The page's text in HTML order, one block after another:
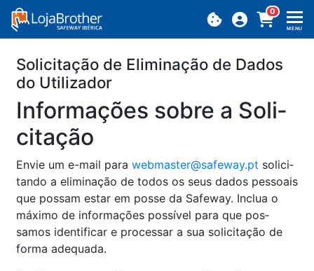
0
MENU
So­li­ci­tação de Eli­mi­nação de Dados
do Uti­li­zador
In­for­ma­ções sobre a So­li­
ci­tação
Envie um e-mail para web­master@​safeway.​pt so­li­ci­
tando a eli­mi­nação de todos os seus dados pes­soais
que possam estar em posse da Sa­feway. In­clua o
má­ximo de in­for­ma­ções pos­sível para que pos­
samos iden­ti­ficar e pro­cessar a sua so­li­ci­tação de
forma ade­quada.